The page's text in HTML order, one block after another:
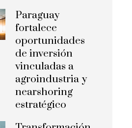
Paraguay
fortalece
oportunidades
de inversión
vinculadas a
agroindustria y
nearshoring
estratégico